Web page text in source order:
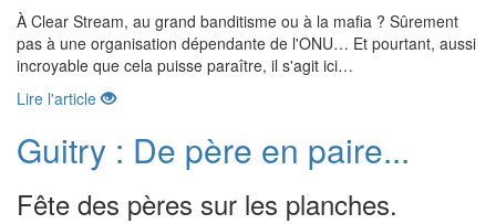
À Clear Stream, au grand banditisme ou à la mafia ? Sûrement
pas à une organisation dépendante de l'ONU… Et pourtant, aussi
incroyable que cela puisse paraître, il s'agit ici…
Lire l'article
Guitry : De père en paire...
Fête des pères sur les planches.